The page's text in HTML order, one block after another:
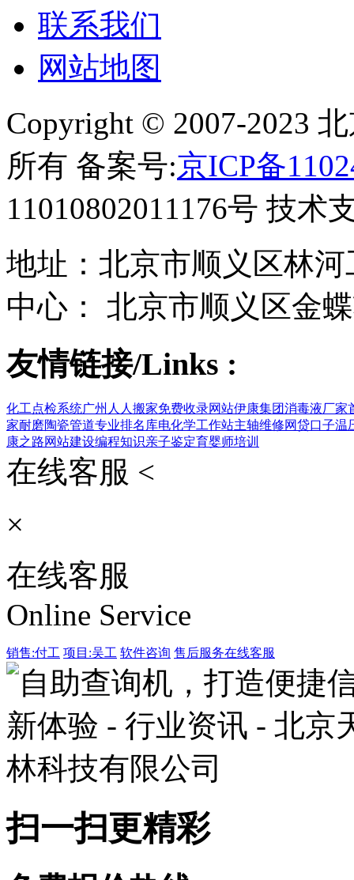
联系我们
网站地图
Copyright © 2007-2023
所有 备案号:京ICP备
11010802011176号 技术
地址：北京市顺义区林
中心： 北京市顺义区金
友情链接/Links :
化工点检系统广州人人搬家免费收录网站伊康集团消毒液厂家
家耐磨陶瓷管道专业排名库电化学工作站主轴维修网贷口子温
康之路网站建设编程知识亲子鉴定育婴师培训
在线客服 <
×
在线客服
Online Service
销售:付工 项目:吴工 软件咨询 售后服务在线客服
扫一扫更精彩